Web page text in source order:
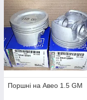
Поршні на Авео 1.5 GM